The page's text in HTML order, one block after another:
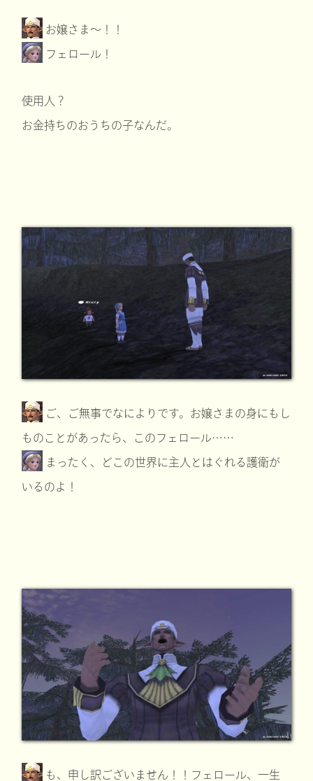
お嬢さま～！！
フェロール！
使用人？
お金持ちのおうちの子なんだ。
ご、ご無事でなによりです。お嬢さまの身にもし
ものことがあったら、このフェロール……
まったく、どこの世界に主人とはぐれる護衛が
いるのよ！
も、申し訳ございません！！フェロール、一生